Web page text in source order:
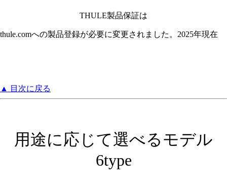
THULE製品保証は
thule.comへの製品登録が必要に変更されました。2025年現在
▲ 目次に戻る
用途に応じて選べるモデル
6type